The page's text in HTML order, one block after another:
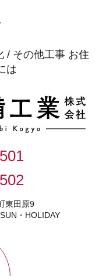
/ その他工事 お住
は
東田原9
・HOLIDAY